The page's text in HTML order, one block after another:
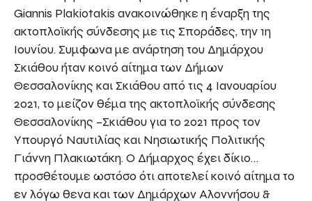
Giannis Plakiotakis ανακοινώθηκε η έναρξη της
ακτοπλοϊκής σύνδεσης με τις Σποράδες, την 1η
Ιουνίου. Συμφωνα με ανάρτηση του Δημάρχου
Σκιάθου ήταν κοινό αίτημα των Δήμων
Θεσσαλονίκης και Σκιάθου από τις 4 Ιανουαρίου
2021, το μείζον θέμα της ακτοπλοϊκής σύνδεσης
Θεσσαλονίκης –Σκιάθου για το 2021 προς τον
Υπουργό Ναυτιλίας και Νησιωτικής Πολιτικής
Γιάννη Πλακιωτάκη. Ο Δήμαρχος έχει δίκιο…
προσθέτουμε ωστόσο ότι αποτελεί κοινό αίτημα το
εν λόγω θενα και των Δημάρχων Αλοννήσου &